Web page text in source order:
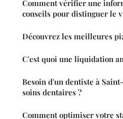
Comment vérifier une
conseils pour distinguer le
Découvrez les meilleures
C'est quoi une liquidation
Besoin d'un dentiste à
soins dentaires ?
Comment optimiser votre